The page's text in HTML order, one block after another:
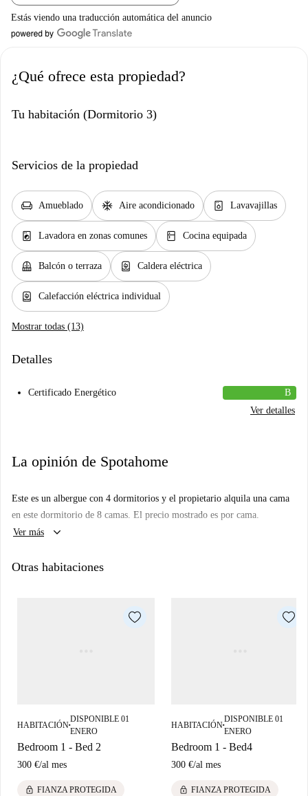
Estás viendo una traducción automática del anuncio
¿Qué ofrece esta propiedad?
Tu habitación (Dormitorio 3)
Servicios de la propiedad
chair Amueblado ac_unit Aire acondicionado dishwasher_gen Lavavajillas
local_laundry_service Lavadora en zonas comunes kitchen Cocina equipada
balcony Balcón o terraza water_heater Caldera eléctrica
water_heater Calefacción eléctrica individual
Mostrar todas (13)
Detalles
Certificado Energético
B
Ver detalles
La opinión de Spotahome
Este es un albergue con 4 dormitorios y el propietario alquila una cama
en este dormitorio de 8 camas. El precio mostrado es por cama.
Ver más
keyboard_arrow_down
Otras habitaciones
HABITACIÓN■
DISPONIBLE 01
ENERO
Bedroom 1 - Bed 2
300 €/al mes
lock FIANZA PROTEGIDA
HABITACIÓN■
DISPONIBLE 01
ENERO
Bedroom 1 - Bed4
300 €/al mes
lock FIANZA PROTEGIDA